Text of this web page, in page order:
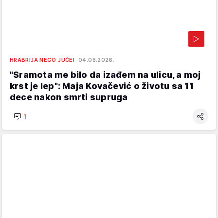
HRABRIJA NEGO JUČE! 04.08.2026.
"Sramota me bilo da izađem na ulicu, a moj
krst je lep": Maja Kovačević o životu sa 11
dece nakon smrti supruga
1